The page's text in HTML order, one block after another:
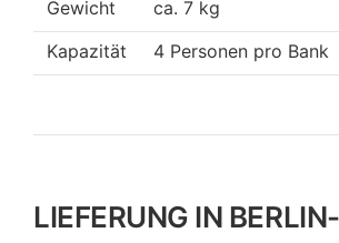
Gewicht
ca. 7 kg
Kapazität
4 Personen pro Bank
LIEFERUNG IN